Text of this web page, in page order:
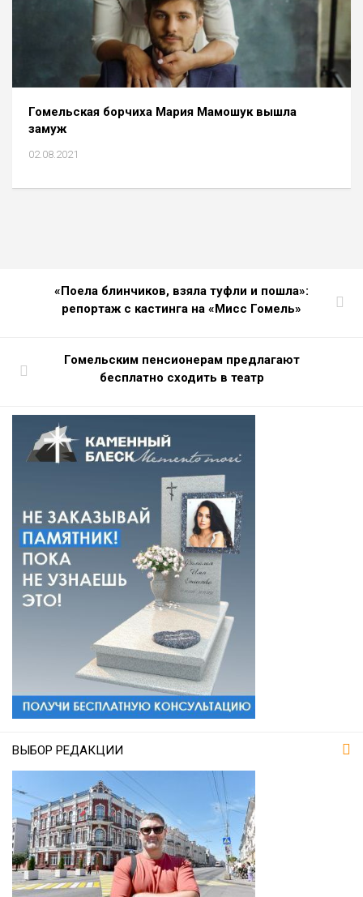
Гомельская борчиха Мария Мамошук вышла
замуж
02.08.2021
«Поела блинчиков, взяла туфли и пошла»:
репортаж с кастинга на «Мисс Гомель»
Гомельским пенсионерам предлагают
бесплатно сходить в театр
ВЫБОР РЕДАКЦИИ